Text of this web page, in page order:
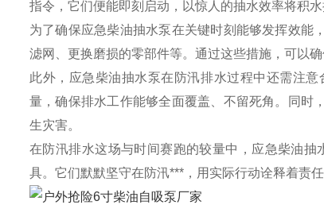
指令，它们便能即刻启动，以惊人的抽水效率将积
为了确保应急柴油抽水泵在关键时刻能够发挥效能
滤网、更换磨损的零部件等。通过这些措施，可以
此外，应急柴油抽水泵在防汛排水过程中还需注
量，确保排水工作能够全面覆盖、不留死角。同时
生灾害。
在防汛排水这场与时间赛跑的较量中，应急柴油
具。它们默默坚守在防汛***，用实际行动诠释着责